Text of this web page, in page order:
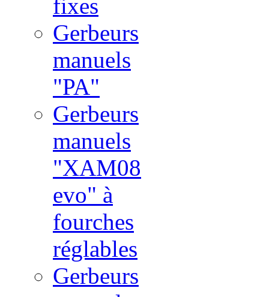
fixes
Gerbeurs
manuels
"PA"
Gerbeurs
manuels
"XAM08
evo" à
fourches
réglables
Gerbeurs